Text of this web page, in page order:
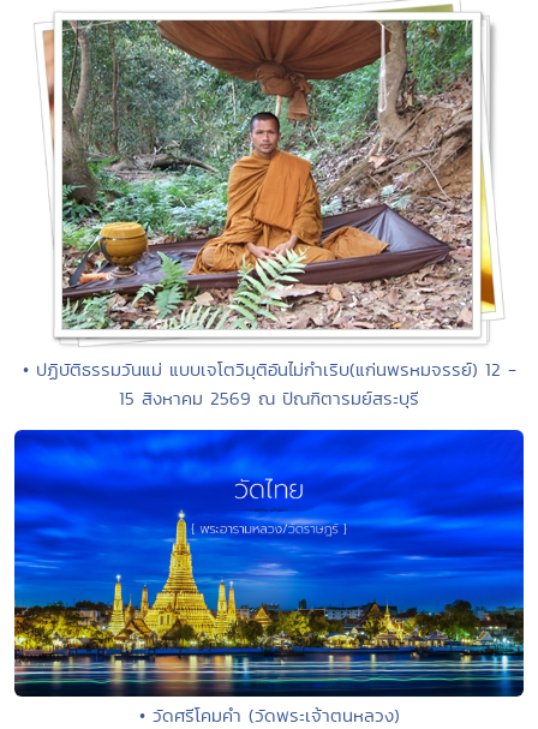
• ปฏิบัติธรรมวันแม่ แบบเจโตวิมุติอันไม่กำเริบ(แก่นพรหมจรรย์) 12 -
15 สิงหาคม 2569 ณ ปัณฑิตารมย์สระบุรี
• วัดศรีโคมคำ (วัดพระเจ้าตนหลวง)